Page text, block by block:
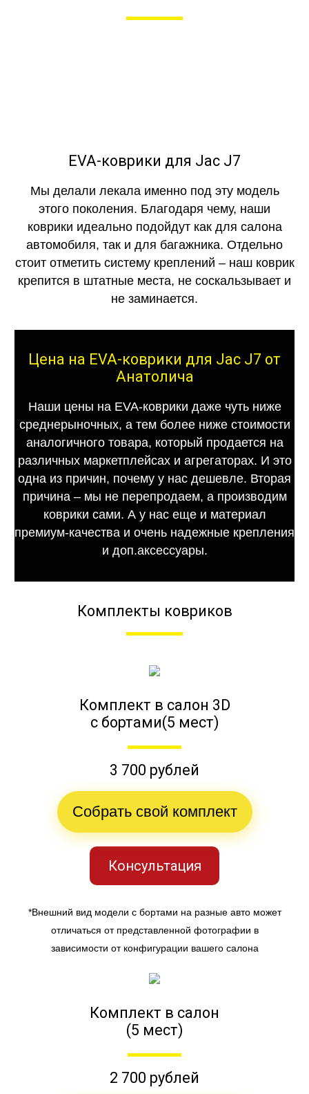
EVA-коврики для Jac J7
Мы делали лекала именно под эту модель
этого поколения. Благодаря чему, наши
коврики идеально подойдут как для салона
автомобиля, так и для багажника. Отдельно
стоит отметить систему креплений – наш коврик
крепится в штатные места, не соскальзывает и
не заминается.
Цена на EVA-коврики для Jac J7 от
Анатолича
Наши цены на EVA-коврики даже чуть ниже
среднерыночных, а тем более ниже стоимости
аналогичного товара, который продается на
различных маркетплейсах и агрегаторах. И это
одна из причин, почему у нас дешевле. Вторая
причина – мы не перепродаем, а производим
коврики сами. А у нас еще и материал
премиум-качества и очень надежные крепления
и доп.аксессуары.
Комплекты ковриков
Комплект в салон 3D
с бортами(5 мест)
3 700 рублей
Собрать свой комплект
Консультация
*Внешний вид модели с бортами на разные авто может
отличаться от представленной фотографии в
зависимости от конфигурации вашего салона
Комплект в салон
(5 мест)
2 700 рублей